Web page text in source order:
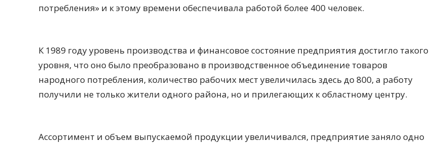
потребления» и к этому времени обеспечивала работой более 400 человек.
К 1989 году уровень производства и финансовое состояние предприятия достигло такого
уровня, что оно было преобразовано в производственное объединение товаров
народного потребления, количество рабочих мест увеличилась здесь до 800, а работу
получили не только жители одного района, но и прилегающих к областному центру.
Ассортимент и объем выпускаемой продукции увеличивался, предприятие заняло одно